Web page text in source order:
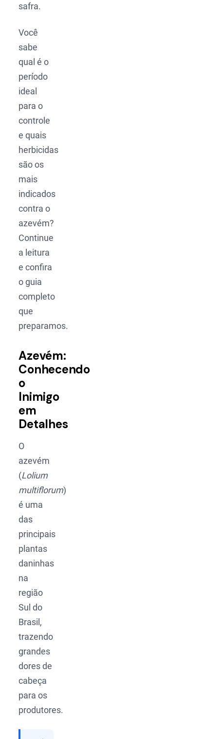
safra.
Você
sabe
qual é o
período
ideal
para o
controle
e quais
herbicidas
são os
mais
indicados
contra o
azevém?
Continue
a leitura
e confira
o guia
completo
que
preparamos.
Azevém:
Conhecendo
o
Inimigo
em
Detalhes
O
azevém
(Lolium
multiflorum)
é uma
das
principais
plantas
daninhas
na
região
Sul do
Brasil,
trazendo
grandes
dores de
cabeça
para os
produtores.